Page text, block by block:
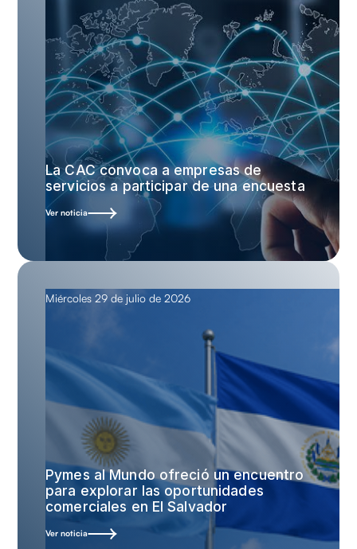
La CAC convoca a empresas de
servicios a participar de una encuesta
Ver noticia
Miércoles 29 de julio de 2026
Pymes al Mundo ofreció un encuentro
para explorar las oportunidades
comerciales en El Salvador
Ver noticia